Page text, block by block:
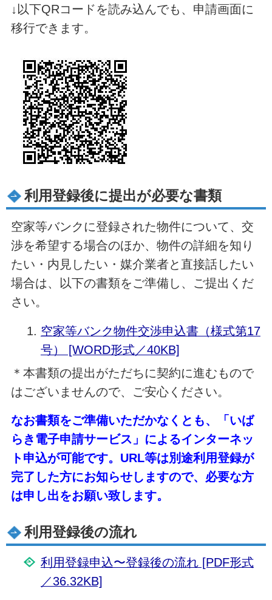
↓以下QRコードを読み込んでも、申請画面に
移行できます。
利用登録後に提出が必要な書類
空家等バンクに登録された物件について、交
渉を希望する場合のほか、物件の詳細を知り
たい・内見したい・媒介業者と直接話したい
場合は、以下の書類をご準備し、ご提出くだ
さい。
空家等バンク物件交渉申込書（様式第17
号） [WORD形式／40KB]
＊本書類の提出がただちに契約に進むもので
はございませんので、ご安心ください。
なお書類をご準備いただかなくとも、「いば
らき電子申請サービス」によるインターネッ
ト申込が可能です。URL等は別途利用登録が
完了した方にお知らせしますので、必要な方
は申し出をお願い致します。
利用登録後の流れ
利用登録申込〜登録後の流れ [PDF形式
／36.32KB]